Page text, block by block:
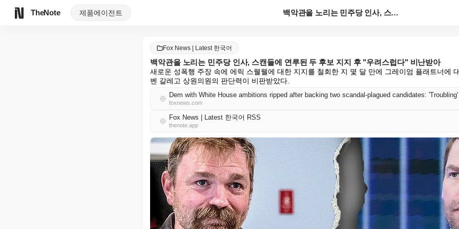
TheNote 제품에이전트 백악관을 노리는 민주당 인사, 스캔들에 연루된 두 후보...
Fox News | Latest 한국어
백악관을 노리는 민주당 인사, 스캔들에 연루된 두 후보 지지 후 "우려스럽다" 비난받아
새로운 성폭행 주장 속에 에릭 스웰웰에 대한 지지를 철회한 지 몇 달 만에 그레이엄 플래트너에
벤 갈레고 상원의원의 판단력이 비판받았다.
Dem with White House ambitions ripped after backing two scandal-plagued candidates: 'Troubling'
foxnews.com
Fox News | Latest 한국어 RSS
thenote.app